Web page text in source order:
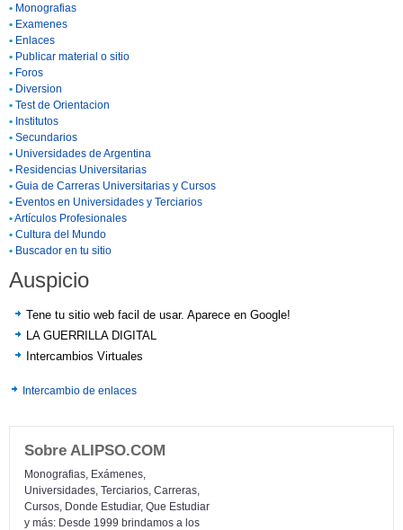
• Monografias
• Examenes
• Enlaces
• Publicar material o sitio
• Foros
• Diversion
• Test de Orientacion
• Institutos
• Secundarios
• Universidades de Argentina
• Residencias Universitarias
• Guia de Carreras Universitarias y Cursos
• Eventos en Universidades y Terciarios
•Artículos Profesionales
• Cultura del Mundo
• Buscador en tu sitio
Auspicio
Tene tu sitio web facil de usar. Aparece en Google!
LA GUERRILLA DIGITAL
Intercambios Virtuales
Intercambio de enlaces
Sobre ALIPSO.COM
Monografias, Exámenes,
Universidades, Terciarios, Carreras,
Cursos, Donde Estudiar, Que Estudiar
y más: Desde 1999 brindamos a los